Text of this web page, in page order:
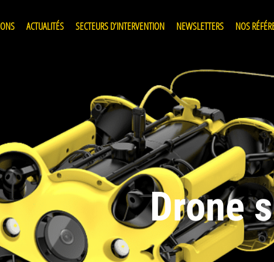
ACTUALITÉS SECTEURS D’INTERVENTION NEWSLETTERS NOS
Drone